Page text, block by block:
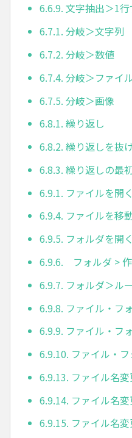
6.6.9. 文字抽出＞1
6.7.1. 分岐＞文字列
6.7.2. 分岐＞数値
6.7.4. 分岐＞ファイ
6.7.5. 分岐＞画像
6.8.1. 繰り返し
6.8.2. 繰り返しを抜
6.8.3. 繰り返しの最
6.9.1. ファイルを開く
6.9.4. ファイルを移
6.9.5. フォルダを開く
6.9.6. フォルダ >
6.9.7. フォルダ＞ル
6.9.8. ファイル・フ
6.9.9. ファイル・フ
6.9.10. ファイル・
6.9.13. ファイル名
6.9.14. ファイル名
6.9.15. ファイル名